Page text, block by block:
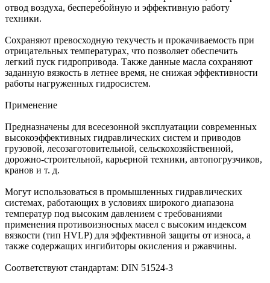
отвод воздуха, бесперебойную и эффективную работу
техники.
Сохраняют превосходную текучесть и прокачиваемость при
отрицательных температурах, что позволяет обеспечить
легкий пуск гидропривода. Также данные масла сохраняют
заданную вязкость в летнее время, не снижая эффективности
работы нагруженных гидросистем.
Применение
Предназначены для всесезонной эксплуатации современных
высокоэффективных гидравлических систем и приводов
грузовой, лесозаготовительной, сельскохозяйственной,
дорожно-строительной, карьерной техники, автопогрузчиков,
кранов и т. д.
Могут использоваться в промышленных гидравлических
системах, работающих в условиях широкого диапазона
температур под высоким давлением с требованиями
применения противоизносных масел с высоким индексом
вязкости (тип HVLP) для эффективной защиты от износа, а
также содержащих ингибиторы окисления и ржавчины.
Соответствуют стандартам: DIN 51524-3